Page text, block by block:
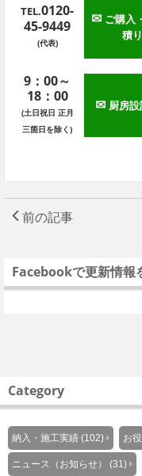
TEL.0120-
45-9449
(代表)
✉ ご購入
積
9：00～
18：00
(土日祝日 正月
三箇日を除く)
✉ 厨房
前の記事
Facebookで更新情報
Category
納入・施工実績 (102) お
ニュース（お知らせ） (31)